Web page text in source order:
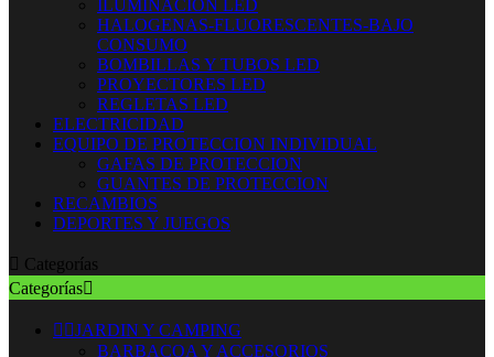
ILUMINACIÓN LED
HALOGENAS-FLUORESCENTES-BAJO
CONSUMO
BOMBILLAS Y TUBOS LED
PROYECTORES LED
REGLETAS LED
ELECTRICIDAD
EQUIPO DE PROTECCION INDIVIDUAL
GAFAS DE PROTECCION
GUANTES DE PROTECCION
RECAMBIOS
DEPORTES Y JUEGOS
 Categorías
Categorías
 JARDIN Y CAMPING
BARBACOA Y ACCESORIOS